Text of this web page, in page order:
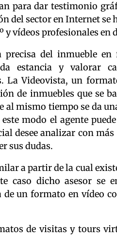
para dar testimonio
del sector en Internet se
y vídeos profesionales en
del inmueble en
estancia y valorar
La Videovista, un
de inmuebles que se
al mismo tiempo se da
modo el agente puede
desee analizar con
sus dudas.
a partir de la cual
caso dicho asesor se
un formato en vídeo
de visitas y tours